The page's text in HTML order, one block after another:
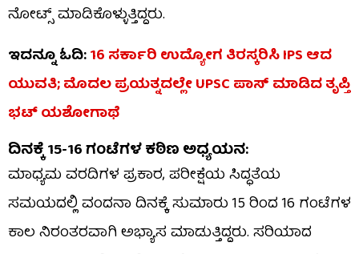
ನೋಟ್ಸ್ ಮಾಡಿಕೊಳ್ಳುತ್ತಿದ್ದರು.
ಇದನ್ನೂ ಓದಿ:16 ಸರ್ಕಾರಿ ಉದ್ಯೋಗ ತಿರಸ್ಕರಿಸಿ IPS ಆದ
ಯುವತಿ; ಮೊದಲ ಪ್ರಯತ್ನದಲ್ಲೇ UPSC ಪಾಸ್ ಮಾಡಿದ ತೃಪ್ತಿ
ಭಟ್ ಯಶೋಗಾಥೆ
ದಿನಕ್ಕೆ 15-16 ಗಂಟೆಗಳ ಕಠಿಣ ಅಧ್ಯಯನ:
ಮಾಧ್ಯಮ ವರದಿಗಳ ಪ್ರಕಾರ, ಪರೀಕ್ಷೆಯ ಸಿದ್ಧತೆಯ
ಸಮಯದಲ್ಲಿ ವಂದನಾ ದಿನಕ್ಕೆ ಸುಮಾರು 15 ರಿಂದ 16 ಗಂಟೆಗಳ
ಕಾಲ ನಿರಂತರವಾಗಿ ಅಭ್ಯಾಸ ಮಾಡುತ್ತಿದ್ದರು. ಸರಿಯಾದ